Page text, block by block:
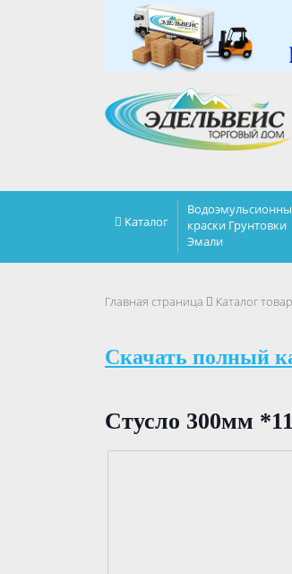
Каталог
краски Грунтовки
Эмали
Главная страница Каталог
Скачать полный
Стусло 300мм